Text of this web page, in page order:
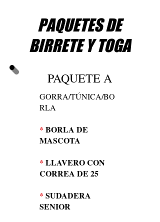
PAQUETES DE
BIRRETE Y TOGA
PAQUETE A
GORRA/TÚNICA/BO
RLA
* BORLA DE
MASCOTA
* LLAVERO CON
CORREA DE 25
* SUDADERA
SENIOR